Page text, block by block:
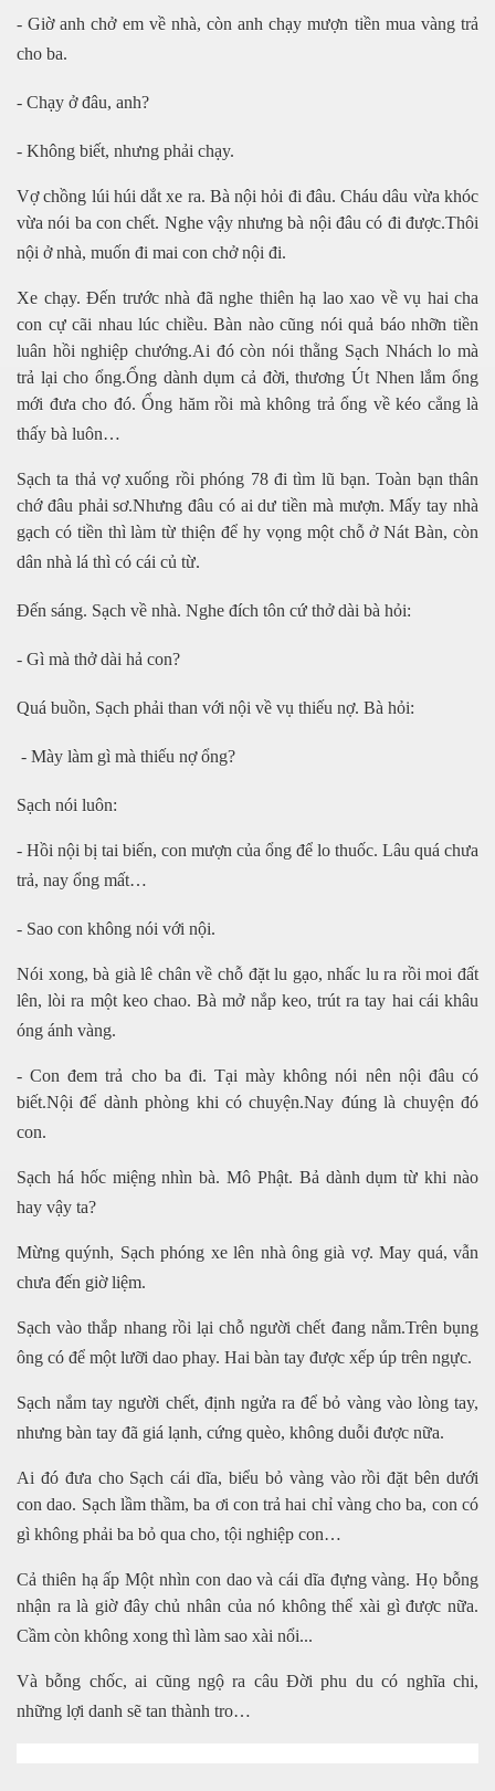
- Giờ anh chở em về nhà, còn anh chạy mượn tiền mua vàng trả
cho ba.
- Chạy ở đâu, anh?
- Không biết, nhưng phải chạy.
Vợ chồng lúi húi dắt xe ra. Bà nội hỏi đi đâu. Cháu dâu vừa khóc
vừa nói ba con chết. Nghe vậy nhưng bà nội đâu có đi được.Thôi
nội ở nhà, muốn đi mai con chở nội đi.
Xe chạy. Đến trước nhà đã nghe thiên hạ lao xao về vụ hai cha
con cự cãi nhau lúc chiều. Bàn nào cũng nói quả báo nhỡn tiền
luân hồi nghiệp chướng.Ai đó còn nói thằng Sạch Nhách lo mà
trả lại cho ổng.Ổng dành dụm cả đời, thương Út Nhen lắm ổng
mới đưa cho đó. Ổng hăm rồi mà không trả ổng về kéo cẳng là
thấy bà luôn…
Sạch ta thả vợ xuống rồi phóng 78 đi tìm lũ bạn. Toàn bạn thân
chớ đâu phải sơ.Nhưng đâu có ai dư tiền mà mượn. Mấy tay nhà
gạch có tiền thì làm từ thiện để hy vọng một chỗ ở Nát Bàn, còn
dân nhà lá thì có cái củ từ.
Đến sáng. Sạch về nhà. Nghe đích tôn cứ thở dài bà hỏi:
- Gì mà thở dài hả con?
Quá buồn, Sạch phải than với nội về vụ thiếu nợ. Bà hỏi:
- Mày làm gì mà thiếu nợ ổng?
Sạch nói luôn:
- Hồi nội bị tai biến, con mượn của ổng để lo thuốc. Lâu quá chưa
trả, nay ổng mất…
- Sao con không nói với nội.
Nói xong, bà già lê chân về chỗ đặt lu gạo, nhấc lu ra rồi moi đất
lên, lòi ra một keo chao. Bà mở nắp keo, trút ra tay hai cái khâu
óng ánh vàng.
- Con đem trả cho ba đi. Tại mày không nói nên nội đâu có
biết.Nội để dành phòng khi có chuyện.Nay đúng là chuyện đó
con.
Sạch há hốc miệng nhìn bà. Mô Phật. Bả dành dụm từ khi nào
hay vậy ta?
Mừng quýnh, Sạch phóng xe lên nhà ông già vợ. May quá, vẫn
chưa đến giờ liệm.
Sạch vào thắp nhang rồi lại chỗ người chết đang nằm.Trên bụng
ông có để một lưỡi dao phay. Hai bàn tay được xếp úp trên ngực.
Sạch nắm tay người chết, định ngửa ra để bỏ vàng vào lòng tay,
nhưng bàn tay đã giá lạnh, cứng quèo, không duỗi được nữa.
Ai đó đưa cho Sạch cái dĩa, biểu bỏ vàng vào rồi đặt bên dưới
con dao. Sạch lầm thầm, ba ơi con trả hai chỉ vàng cho ba, con có
gì không phải ba bỏ qua cho, tội nghiệp con…
Cả thiên hạ ấp Một nhìn con dao và cái dĩa đựng vàng. Họ bỗng
nhận ra là giờ đây chủ nhân của nó không thể xài gì được nữa.
Cầm còn không xong thì làm sao xài nổi...
Và bỗng chốc, ai cũng ngộ ra câu Đời phu du có nghĩa chi,
những lợi danh sẽ tan thành tro…